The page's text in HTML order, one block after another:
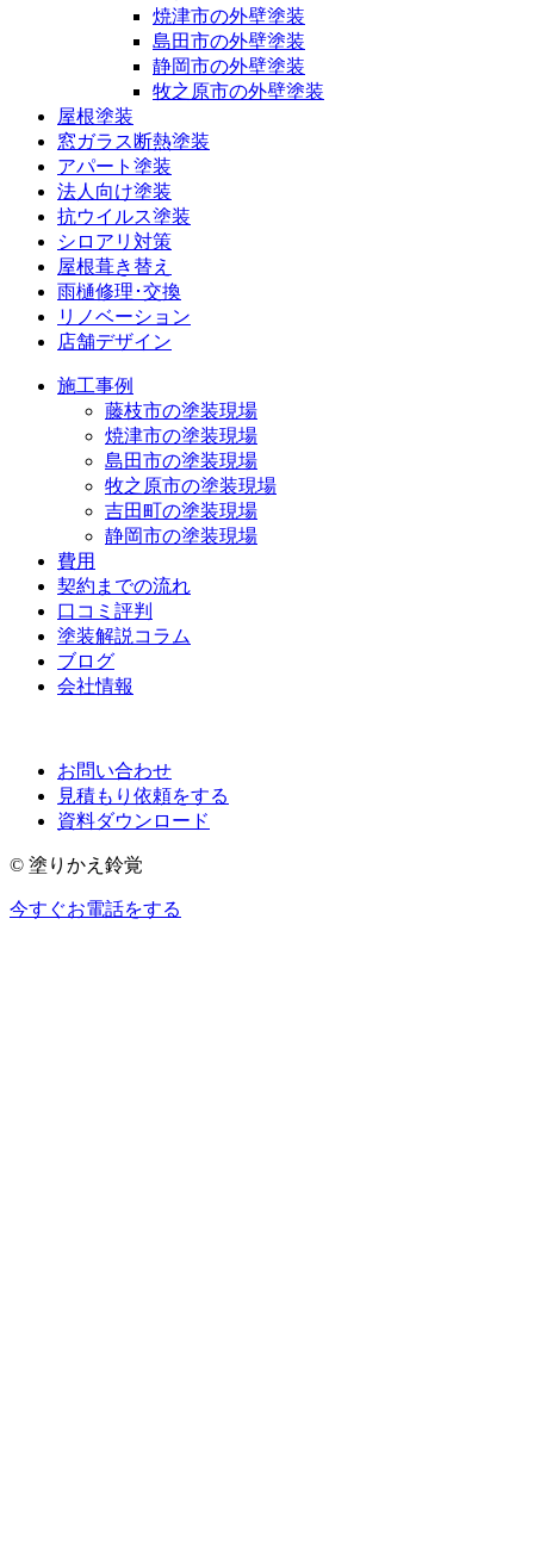
焼津市の外壁塗装
島田市の外壁塗装
静岡市の外壁塗装
牧之原市の外壁塗装
屋根塗装
窓ガラス断熱塗装
アパート塗装
法人向け塗装
抗ウイルス塗装
シロアリ対策
屋根葺き替え
雨樋修理･交換
リノベーション
店舗デザイン
施工事例
藤枝市の塗装現場
焼津市の塗装現場
島田市の塗装現場
牧之原市の塗装現場
吉田町の塗装現場
静岡市の塗装現場
費用
契約までの流れ
口コミ評判
塗装解説コラム
ブログ
会社情報
お問い合わせ
見積もり依頼をする
資料ダウンロード
© 塗りかえ鈴覚
今すぐお電話をする